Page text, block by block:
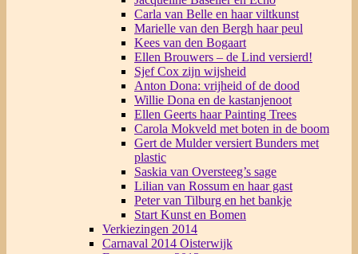
Carla van Belle en haar viltkunst
Marielle van den Bergh haar peul
Kees van den Bogaart
Ellen Brouwers – de Lind versierd!
Sjef Cox zijn wijsheid
Anton Dona: vrijheid of de dood
Willie Dona en de kastanjenoot
Ellen Geerts haar Painting Trees
Carola Mokveld met boten in de boom
Gert de Mulder versiert Bunders met
plastic
Saskia van Oversteeg’s sage
Lilian van Rossum en haar gast
Peter van Tilburg en het bankje
Start Kunst en Bomen
Verkiezingen 2014
Carnaval 2014 Oisterwijk